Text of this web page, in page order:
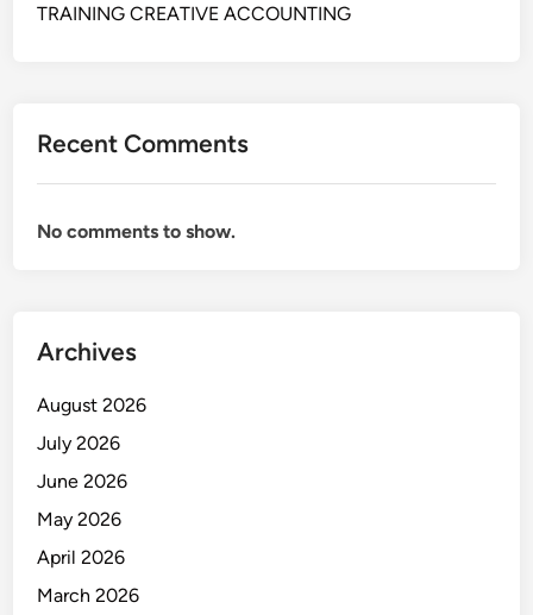
TRAINING CREATIVE ACCOUNTING
Recent Comments
No comments to show.
Archives
August 2026
July 2026
June 2026
May 2026
April 2026
March 2026